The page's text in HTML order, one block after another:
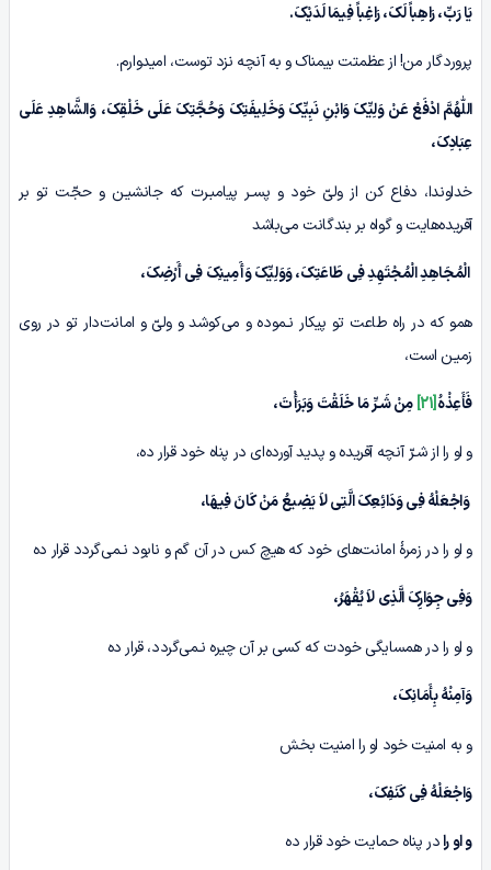
یَا رَبِّ، رَاهِباً لَکَ، رَاغِباً فِیمَا لَدَیْکَ.
پروردگار من! از عظمتت بیمناک و به آنچه نزد توست، امیدوارم.
اللّٰهُمَّ ادْفَعْ عَنْ وَلِیِّکَ وَابْنِ نَبِیِّکَ وَخَلِیفَتِکَ وَحُجَّتِکَ عَلَی خَلْقِکَ، وَالشَّاهِدِ عَلَی
عِبَادِکَ،
خداوندا، دفاع کن از ولیّ خود و پسـر پیامبـرت که جانشیـن و حجّت تو بر
آفریده‌هایت و گواه بر بندگانت مى‌باشد
الْمُجَاهِدِ الْمُجْتَهِدِ فِی طَاعَتِکَ، وَوَلِیِّکَ وَأَمِینِکَ فِی أَرْضِکَ،
همو که در راه طاعت تو پیکار نـموده و مى‌کوشد و ولیّ و امانت‌دار تو در روى
زمیـن است،
فَأَعِذْہُ[21] مِنْ شَـرِّ مَا خَلَقْتَ وَبَرَأْتَ،
و او را از شـرّ آنچه آفریده و پدید آورده‌اى در پناه خود قرار ده،
وَاجْعَلْهُ فِی وَدَائِعِکَ الَّتِی لاَ یَضِیعُ مَنْ کَانَ فِیهَا،
و او را در زمرۀ امانت‌های خود که هیچ کس در آن گم و نابود نـمى‌گردد قرار ده
وَفِی جِوَارِکَ الَّذِی لاَ یُقْهَرُ،
و او را در همسایگى خودت که کسی بر آن چیره نـمى‌گردد، قرار ده
وَآمِنْهُ بِأَمَانِکَ،
و به امنیت خود او را امنیت بخش
وَاجْعَلْهُ فِی کَنَفِکَ،
و او رادر پناه حمایت خود قرار ده